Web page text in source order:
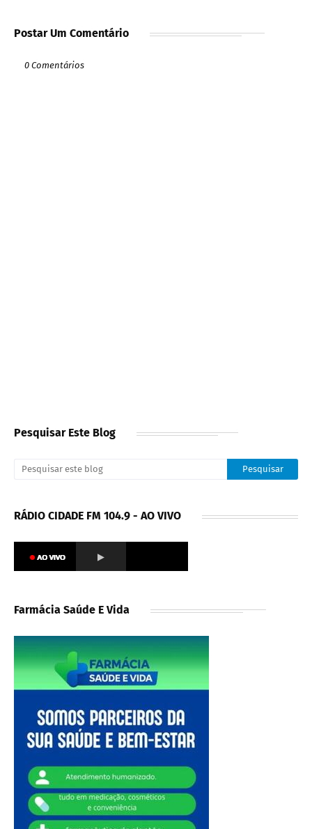
Postar Um Comentário
0 Comentários
Pesquisar Este Blog
RÁDIO CIDADE FM 104.9 - AO VIVO
Farmácia Saúde E Vida